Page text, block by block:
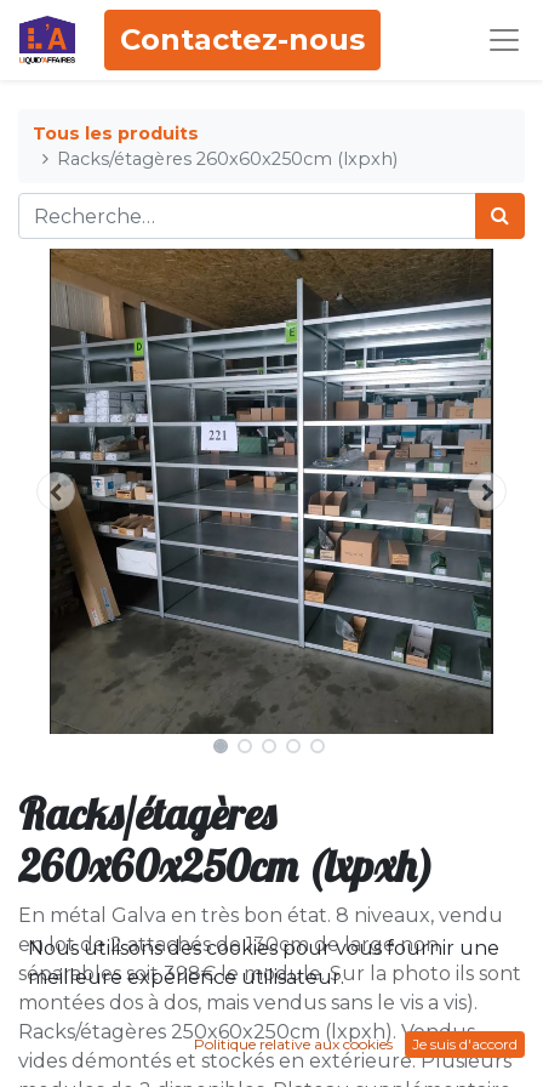
Contactez-nous
Tous les produits
Racks/étagères 260x60x250cm (lxpxh)
Racks/étagères
260x60x250cm (lxpxh)
En métal Galva en très bon état. 8 niveaux, vendu
en lot de 2 attachés de 130cm de large non
séparables soit 398€ le module. Sur la photo ils sont
montées dos à dos, mais vendus sans le vis a vis).
Racks/étagères 250x60x250cm (lxpxh). Vendus
vides démontés et stockés en extérieure. Plusieurs
Nous utilisons des cookies pour vous fournir une
meilleure expérience utilisateur.
Politique relative aux cookies Je suis d'accord